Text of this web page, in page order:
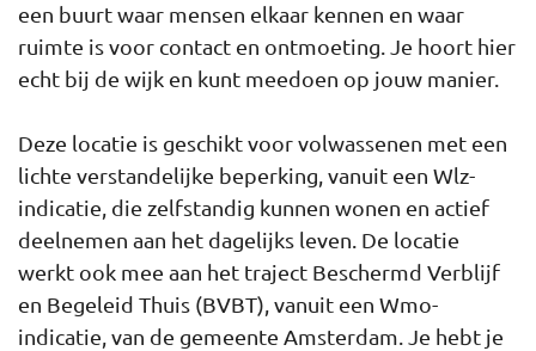
een buurt waar mensen elkaar kennen en waar
ruimte is voor contact en ontmoeting. Je hoort hier
echt bij de wijk en kunt meedoen op jouw manier.
Deze locatie is geschikt voor volwassenen met een
lichte verstandelijke beperking, vanuit een Wlz-
indicatie, die zelfstandig kunnen wonen en actief
deelnemen aan het dagelijks leven. De locatie
werkt ook mee aan het traject Beschermd Verblijf
en Begeleid Thuis (BVBT), vanuit een Wmo-
indicatie, van de gemeente Amsterdam. Je hebt je